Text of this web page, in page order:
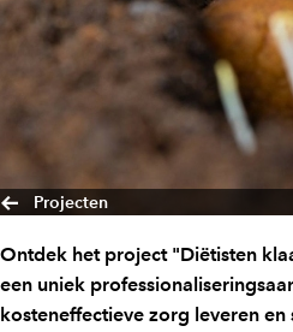
Projecten
Ontdek het project "Diëtisten
een uniek
kosteneffectieve zorg leveren